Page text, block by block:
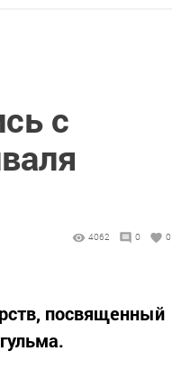
с
4062 0 0
посвященный